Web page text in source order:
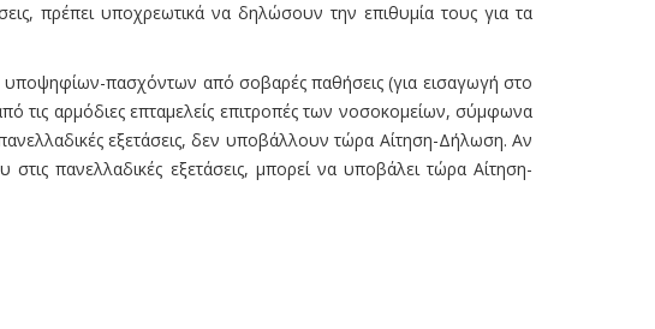
πρέπει υποχρεωτικά να δηλώσουν την επιθυμία τους για τα
υποψηφίων-πασχόντων από σοβαρές παθήσεις (για εισαγωγή στο
τις αρμόδιες επταμελείς επιτροπές των νοσοκομείων, σύμφωνα
εξετάσεις, δεν υποβάλλουν τώρα Αίτηση-Δήλωση. Αν
πανελλαδικές εξετάσεις, μπορεί να υποβάλει τώρα Αίτηση-